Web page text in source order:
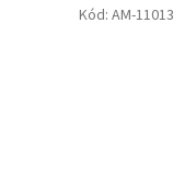
Kód: AM-11013